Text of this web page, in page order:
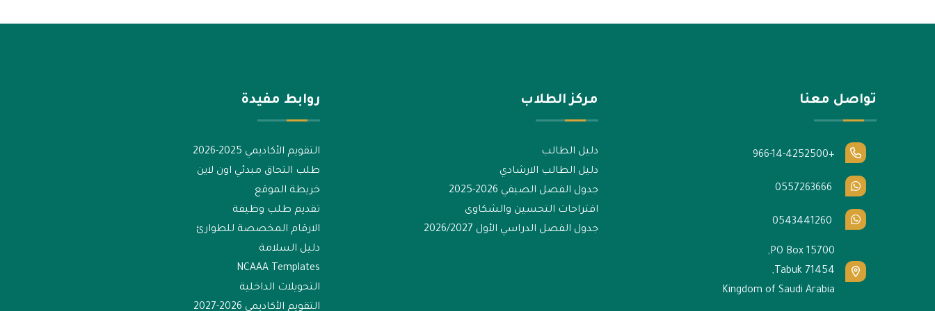
تواصل معنا
+966-14-4252500
PO Box 15700,
Tabuk 71454,
Kingdom of Saudi Arabia
مركز الطلاب
دليل الطالب
دليل الطالب الارشادي
جدول الفصل الصيفي 2026-2025
اقتراحات التحسين والشكاوى
جدول الفصل الدراسي الأول 2026/2027
روابط مفيدة
التقويم الأكاديمي 2025-2026
طلب التحاق مبدئي اون لاين
خريطة الموقع
تقديم طلب وظيفة
الارقام المخصصة للطوارئ
دليل السلامة
NCAAA Templates
التحويلات الداخلية
التقويم الأكاديمي 2026-2027